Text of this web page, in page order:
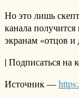
Но это лишь
канала
экранам «отцов и
| Подписаться на
Источник —